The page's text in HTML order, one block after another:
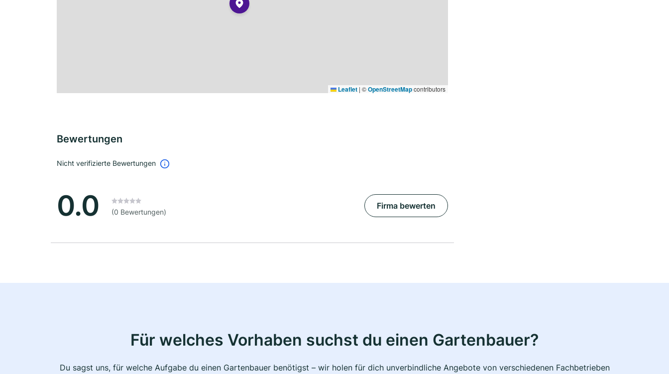
Leaflet | ©OpenStreetMapcontributors
Bewertungen
Nicht verifizierte Bewertungen
0.0 (0 Bewertungen)
Firma bewerten
Für welches Vorhaben suchst du einen Gartenbauer?
Du sagst uns, für welche Aufgabe du einen Gartenbauer benötigst – wir holen für dich unverbindliche Angebote von verschiedenen Fachbetrieben